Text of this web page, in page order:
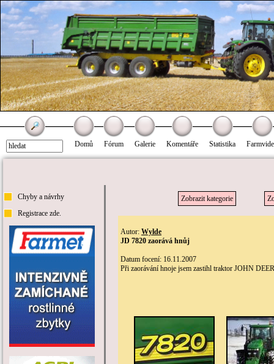
Domů Fórum Galerie Komentáře Statistika
Chyby a návrhy
Registrace zde.
Zobrazit kategorie
Autor: Wylde
JD 7820 zaorává hnůj
Datum focení: 16.11.2007
Při zaorávání hnoje jsem zastihl traktor JOHN